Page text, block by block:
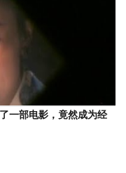
一部电影，竟然成为经